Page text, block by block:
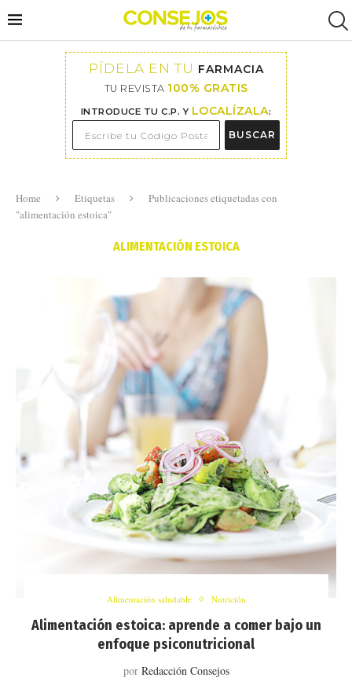
PÍDELA EN TU FARMACIA
TU REVISTA 100% GRATIS
INTRODUCE TU C.P. Y LOCALÍZALA:
BUSCAR
Home Etiquetas
Publicaciones etiquetadas con
"alimentación estoica"
ALIMENTACIÓN ESTOICA
Alimentación saludable Nutrición
Alimentación estoica: aprende a comer bajo un
enfoque psiconutricional
por Redacción Consejos